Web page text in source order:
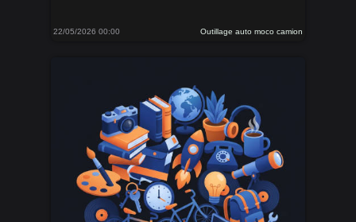
22/05/2026 00:00 Outillage auto moco camion